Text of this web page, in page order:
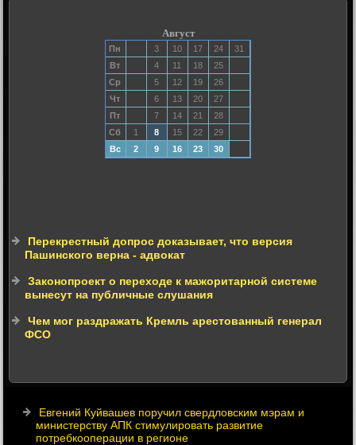
Август
Пн 3 10 17 24
31
Вт
4 11 18
25
Ср
5 12 19
26
Чт
6 13 20
27
Пт
7 14 21
28
Сб
1 8 15 22
29
Вс
2 9 16 23 30
Перекрестный допрос доказывает, что версия
Пашинского верна - адвокат
Законопроект о переходе к мажоритарной системе
вынесут на публичные слушания
Чем мог раздражать Кремль арестованный генерал
ФСО
Евгений Куйвашев поручил свердловским мэрам и
министерству АПК стимулировать развитие
потребкооперации в регионе